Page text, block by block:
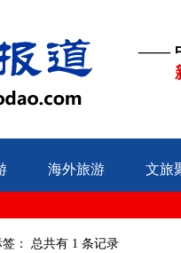
——
海外旅游 文旅
： 总共有 1 条记录